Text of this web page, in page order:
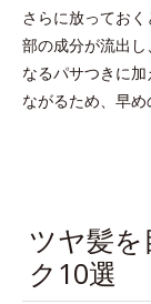
さらに放ってお
部の成分が流出
なるパサつきに
ながるため、早め
ツヤ髪
ク10選